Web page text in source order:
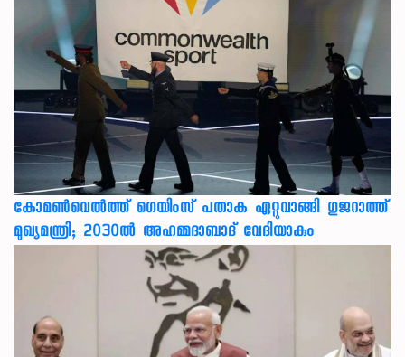
കോമൺവെൽത്ത് ഗെയിംസ് പതാക ഏറ്റുവാങ്ങി ഗുജറാത്ത്
മുഖ്യമന്ത്രി; 2030ൽ അഹമ്മദാബാദ് വേദിയാകും